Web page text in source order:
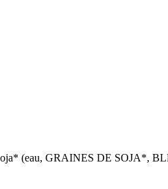
(eau, GRAINES DE SOJA*,